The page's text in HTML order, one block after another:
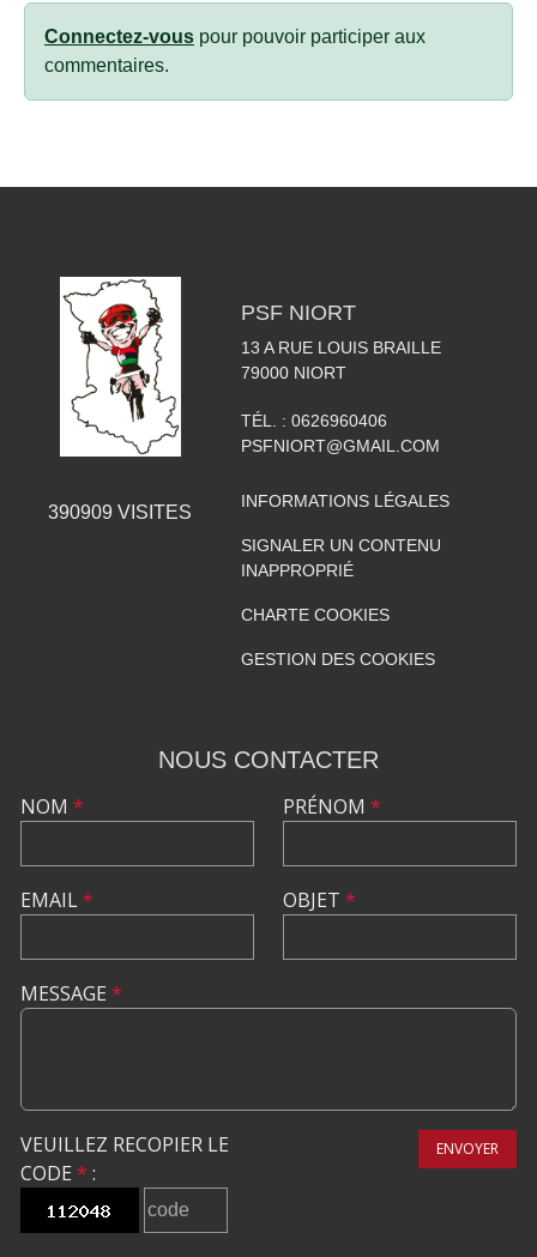
Connectez-vous pour pouvoir participer aux
commentaires.
390909 VISITES
PSF NIORT
13 A RUE LOUIS BRAILLE
79000 NIORT
TÉL. : 0626960406
PSFNIORT@GMAIL.COM
INFORMATIONS LÉGALES
SIGNALER UN CONTENU
INAPPROPRIÉ
CHARTE COOKIES
GESTION DES COOKIES
NOUS CONTACTER
NOM *
EMAIL*
PRÉNOM *
OBJET *
MESSAGE *
VEUILLEZ RECOPIER LE
CODE * :
ENVOYER